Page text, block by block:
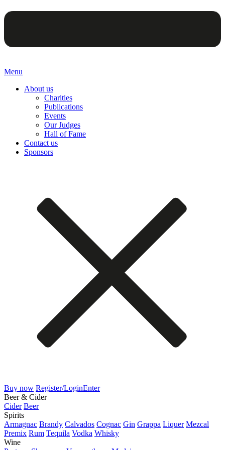
Menu
About us
Charities
Publications
Events
Our Judges
Hall of Fame
Contact us
Sponsors
Buy now Register/LoginEnter
Beer & Cider
Cider Beer
Spirits
Armagnac Brandy Calvados Cognac Gin Grappa Liquer Mezcal
Premix Rum Tequila Vodka Whisky
Wine